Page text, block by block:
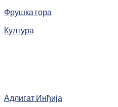
Фрушка гора
Култура
Адлигат Инђија